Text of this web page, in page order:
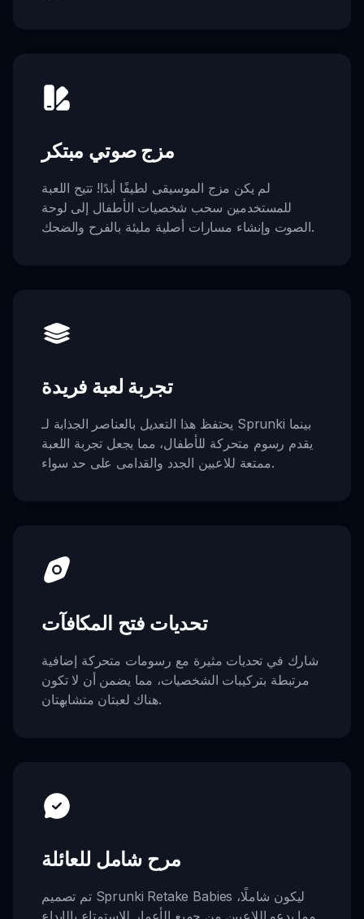
مزج صوتي مبتكر
لم يكن مزج الموسيقى لطيفًا أبدًا! تتيح اللعبة
للمستخدمين سحب شخصيات الأطفال إلى لوحة
الصوت وإنشاء مسارات أصلية مليئة بالفرح والضحك.
تجربة لعبة فريدة
يحتفظ هذا التعديل بالعناصر الجذابة لـ Sprunki بينما
يقدم رسوم متحركة للأطفال، مما يجعل تجربة اللعبة
ممتعة للاعبين الجدد والقدامى على حد سواء.
تحديات فتح المكافآت
شارك في تحديات مثيرة مع رسومات متحركة إضافية
مرتبطة بتركيبات الشخصيات، مما يضمن أن لا تكون
هناك لعبتان متشابهتان.
مرح شامل للعائلة
تم تصميم Sprunki Retake Babies ليكون شاملًا،